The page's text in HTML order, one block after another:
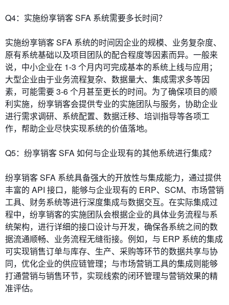
Q4：实施纷享销客 SFA 系统需要多长时间？
实施纷享销客 SFA 系统的时间因企业的规模、业务复杂度、
原有系统基础以及项目团队的配合程度等因素而异。一般来
说，中小企业在 1-3 个月内可完成基本的系统上线与应用；
大型企业由于业务流程复杂、数据量大、集成需求多等因
素，可能需要 3-6 个月甚至更长的时间。为了确保项目的顺
利实施，纷享销客会提供专业的实施团队与服务，协助企业
进行需求调研、系统配置、数据迁移、培训指导等各项工
作，帮助企业尽快实现系统的价值落地。
Q5：纷享销客 SFA 如何与企业现有的其他系统进行集成？
纷享销客 SFA 系统具备强大的开放性与集成能力，通过提供
丰富的 API 接口，能够与企业现有的 ERP、SCM、市场营销
工具、财务系统等进行深度集成与数据交互。在实际集成过
程中，纷享销客的实施团队会根据企业的具体业务流程与系
统架构，进行详细的接口设计与开发，确保各系统之间的数
据流通顺畅、业务流程无缝衔接。例如，与 ERP 系统的集成
可实现销售订单与库存、生产、采购等环节的数据共享与协
同，优化企业的供应链管理；与市场营销工具的集成则能够
打通营销与销售环节，实现线索的闭环管理与营销效果的精
准评估。